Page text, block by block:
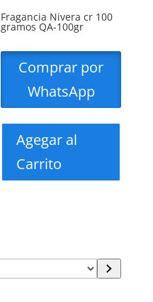
Fragancia Nivera cr 100
gramos QA-100gr
Comprar por
WhatsApp
Agegar al
Carrito